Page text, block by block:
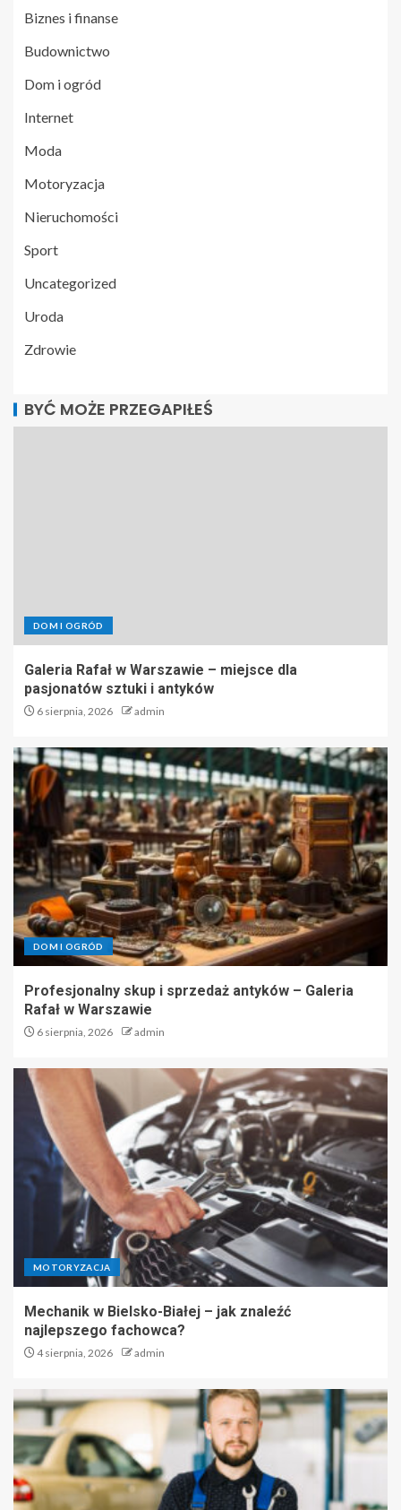
Biznes i finanse
Budownictwo
Dom i ogród
Internet
Moda
Motoryzacja
Nieruchomości
Sport
Uncategorized
Uroda
Zdrowie
BYĆ MOŻE PRZEGAPIŁEŚ
DOM I OGRÓD
Galeria Rafał w Warszawie – miejsce dla
pasjonatów sztuki i antyków
6 sierpnia, 2026 admin
DOM I OGRÓD
Profesjonalny skup i sprzedaż antyków – Galeria
Rafał w Warszawie
6 sierpnia, 2026 admin
MOTORYZACJA
Mechanik w Bielsko-Białej – jak znaleźć
najlepszego fachowca?
4 sierpnia, 2026 admin